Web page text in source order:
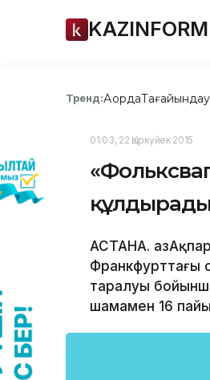
KAZINFORM
Тренд:АқордаТағайындау
01:03, 22 Қыркүйек 2015
АСТАНА.
Франкфурттағы
таралуы
шамамен 16